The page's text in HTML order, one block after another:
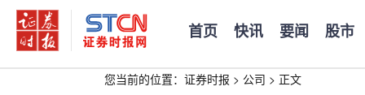
首页 快讯 要闻 股市
您当前的位置： 证券时报 > 公司 > 正文